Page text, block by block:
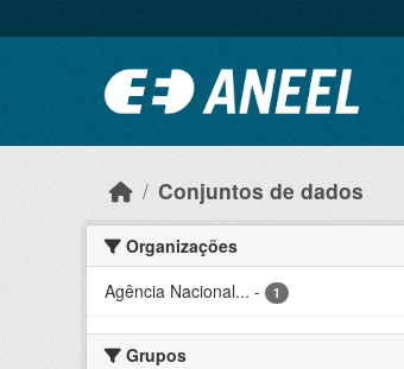
Conjuntos de dados
Organizações
Agência Nacional... - 1
Grupos